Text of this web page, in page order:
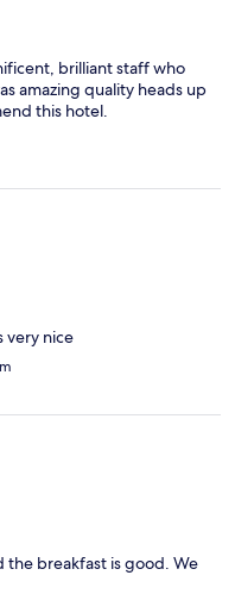
brilliant staff who
amazing quality heads up
this hotel.
very nice
the breakfast is good. We